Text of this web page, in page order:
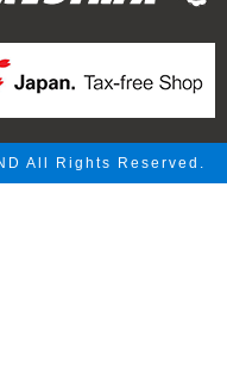
All Rights Reserved.